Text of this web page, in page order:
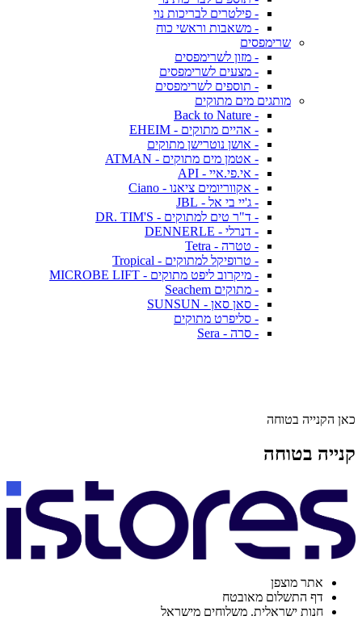
- פילטרים לבריכות נוי
- משאבות וראשי כוח
שרימפסים
- מזון לשרימפסים
- מצעים לשרימפסים
- תוספים לשרימפסים
מותגים מים מתוקים
- Back to Nature
- אהיים מתוקים - EHEIM
- אושן נוטרישן מתוקים
- אטמן מים מתוקים - ATMAN
- אי.פי.איי - API
- אקווריומים ציאנו - Ciano
- ג'יי בי אל - JBL
- ד"ר טים למתוקים - DR. TIM'S
- דנרלי - DENNERLE
- טטרה - Tetra
- טרופיקל למתוקים - Tropical
- מיקרוב ליפט מתוקים - MICROBE LIFT
- מתוקים Seachem
- סאן סאן - SUNSUN
- סליפרט מתוקים
- סרה - Sera
כאן הקנייה בטוחה
קנייה בטוחה
אתר מוצפן
דף התשלום מאובטח
חנות ישראלית. משלוחים מישראל